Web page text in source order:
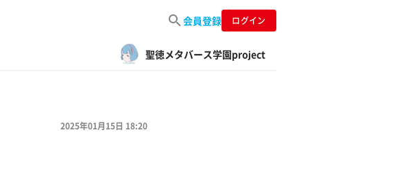
会員登録 ログイン
聖徳メタバース学園project
2025年01月15日 18:20